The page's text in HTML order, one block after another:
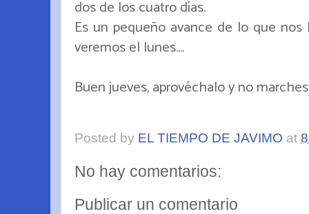
dos de los cuatro días.
Es un pequeño avance de lo que
veremos el lunes....
Buen jueves, aprovéchalo y no
Posted by EL TIEMPO DE JAVIMO at
No hay comentarios:
Publicar un comentario